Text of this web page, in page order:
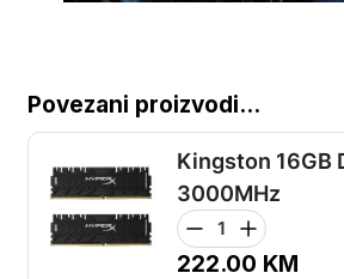
Povezani proizvodi...
Kingston 16GB
3000MHz
222.00 KM